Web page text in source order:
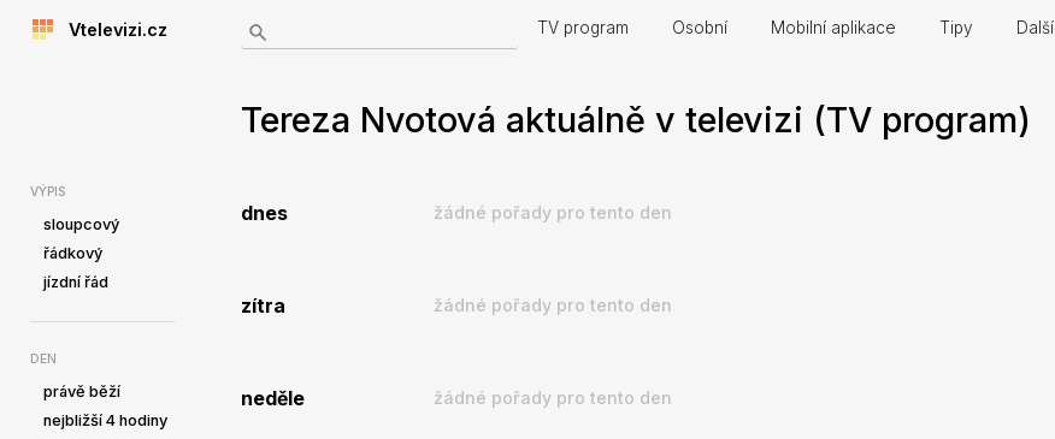
Vtelevizi.cz TV program Osobní Mobilní aplikace Tipy Další
VÝPIS
sloupcový
řádkový
jízdní řád
DEN
právě běží
nejbližší 4 hodiny
Tereza Nvotová aktuálně v televizi (TV program)
dnes žádné pořady pro tento den
zítra žádné pořady pro tento den
neděle žádné pořady pro tento den